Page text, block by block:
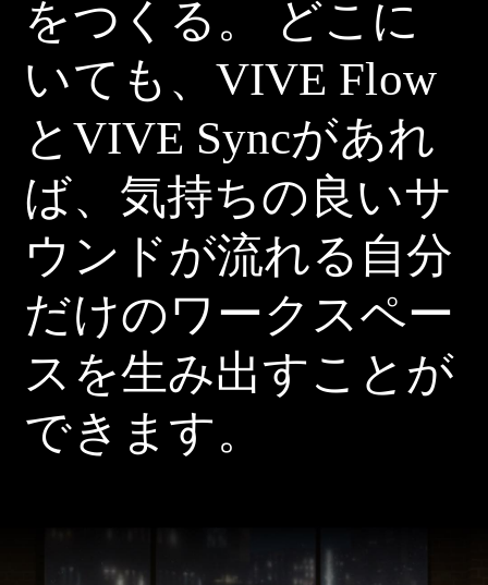
をつくる。
どこに
いても、 VIVE Flow
とVIVE Syncがあれ
ば、気持ちの良いサ
ウンドが流れる自分
だけのワークスペー
スを生み出すことが
できます。